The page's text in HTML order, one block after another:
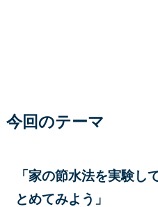
今回のテーマ
「家の節水法を実験し
とめてみよう」